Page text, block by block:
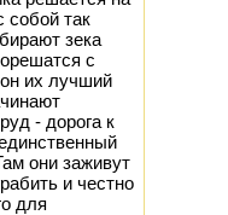
собой так
зека
с
их лучший
- дорога к
они заживут
и честно
для